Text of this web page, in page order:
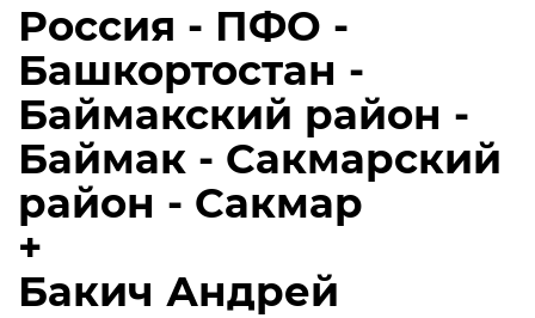
Россия - ПФО -
Башкортостан -
Баймакский район -
Баймак - Сакмарский
район - Сакмар
+
Бакич Андрей